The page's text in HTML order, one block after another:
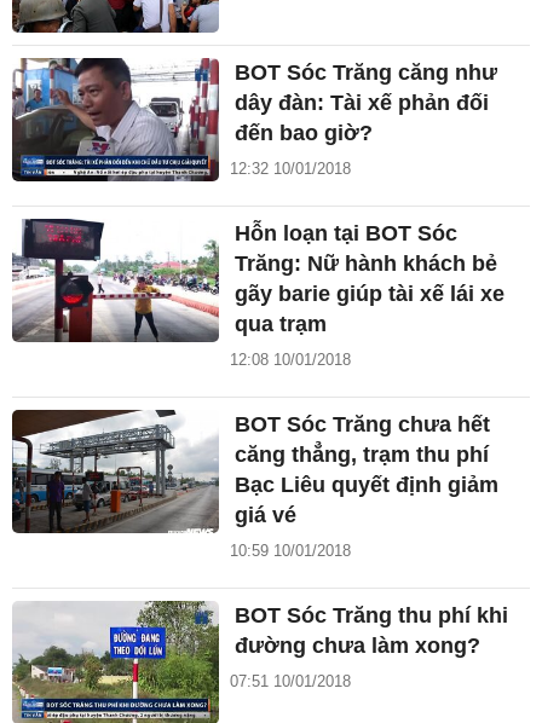
BOT Sóc Trăng căng như
dây đàn: Tài xế phản đối
đến bao giờ?
12:32 10/01/2018
Hỗn loạn tại BOT Sóc
Trăng: Nữ hành khách bẻ
gãy barie giúp tài xế lái xe
qua trạm
12:08 10/01/2018
BOT Sóc Trăng chưa hết
căng thẳng, trạm thu phí
Bạc Liêu quyết định giảm
giá vé
10:59 10/01/2018
BOT Sóc Trăng thu phí khi
đường chưa làm xong?
07:51 10/01/2018